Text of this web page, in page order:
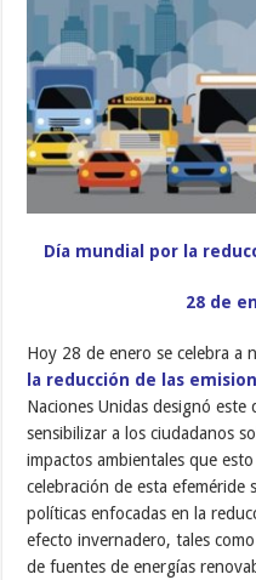
Día mundial por la
28 de
Hoy 28 de enero se celebra a
la reducción de las
Naciones Unidas designó este
sensibilizar a los ciudadanos
impactos ambientales que
celebración de esta efeméride
políticas enfocadas en la
efecto invernadero, tales
de fuentes de energías